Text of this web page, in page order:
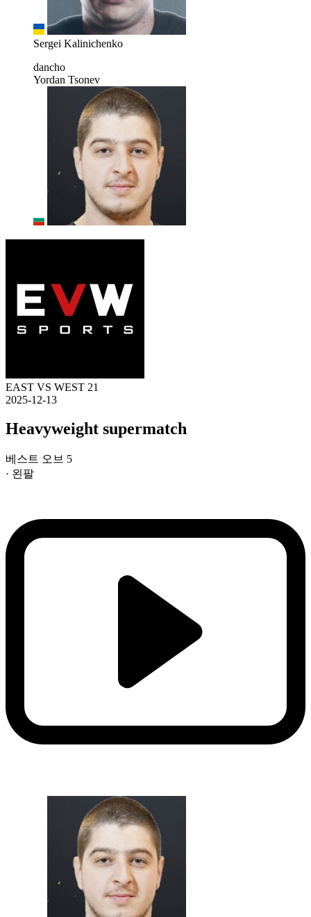
Sergei Kalinichenko
dancho
Yordan Tsonev
EAST VS WEST 21
2025-12-13
Heavyweight supermatch
베스트 오브 5
· 왼팔